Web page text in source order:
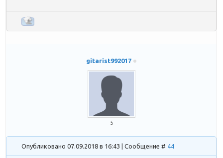
gitarist992017
5
Опубликовано 07.09.2018 в 16:43 | Сообщение # 44